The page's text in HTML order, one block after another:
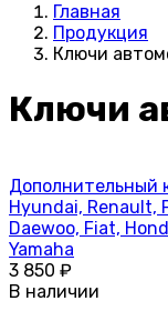
Главная
Продукция
Ключи
Ключи
Дополнительный
Hyundai, Renault,
Daewoo, Fiat,
Yamaha
3 850 ₽
В наличии